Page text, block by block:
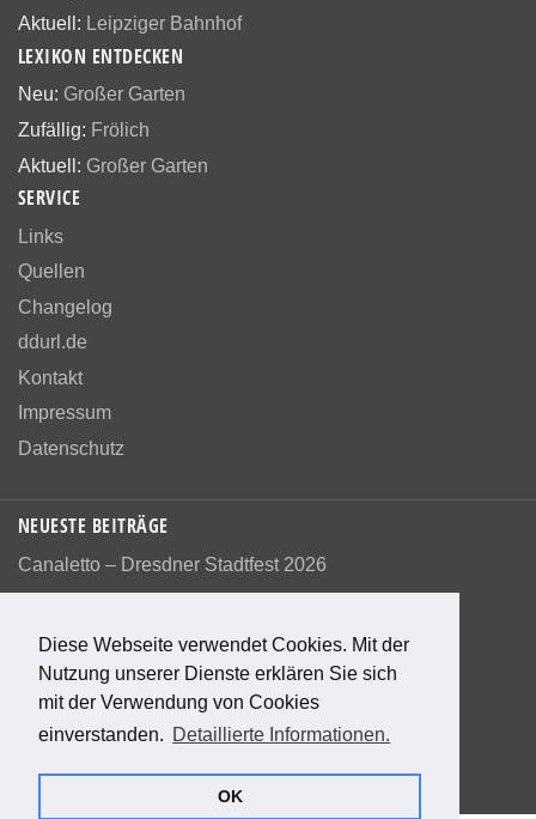
Diese Webseite verwendet Cookies. Mit der
Nutzung unserer Dienste erklären Sie sich
mit der Verwendung von Cookies
einverstanden. Detaillierte Informationen.
OK
Aktuell: Leipziger Bahnhof
LEXIKON ENTDECKEN
Neu: Großer Garten
Zufällig: Frölich
Aktuell: Großer Garten
SERVICE
Links
Quellen
Changelog
ddurl.de
Kontakt
Impressum
Datenschutz
NEUESTE BEITRÄGE
Canaletto – Dresdner Stadtfest 2026
Bewerte diese Seite